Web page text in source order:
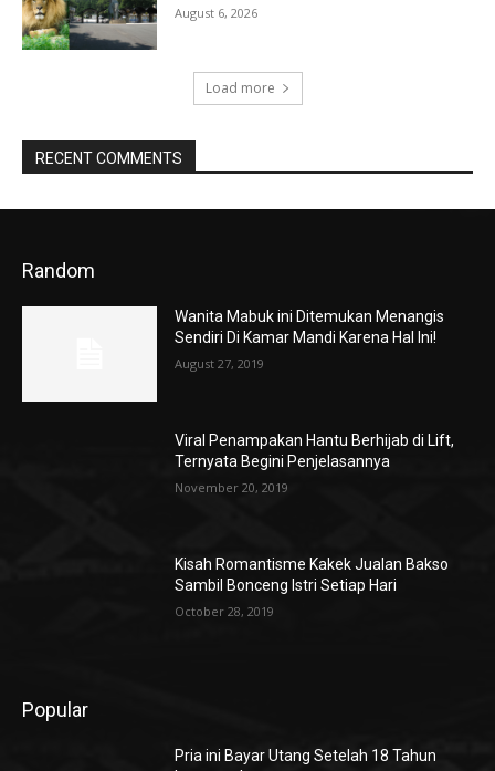
August 6, 2026
Load more
RECENT COMMENTS
Random
Wanita Mabuk ini Ditemukan Menangis
Sendiri Di Kamar Mandi Karena Hal Ini!
August 27, 2019
Viral Penampakan Hantu Berhijab di Lift,
Ternyata Begini Penjelasannya
November 20, 2019
Kisah Romantisme Kakek Jualan Bakso
Sambil Bonceng Istri Setiap Hari
October 28, 2019
Popular
Pria ini Bayar Utang Setelah 18 Tahun